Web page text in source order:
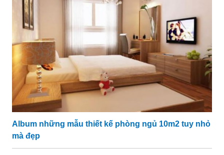
Album những mẫu thiết kế phòng ngủ 10m2 tuy nhỏ
mà đẹp